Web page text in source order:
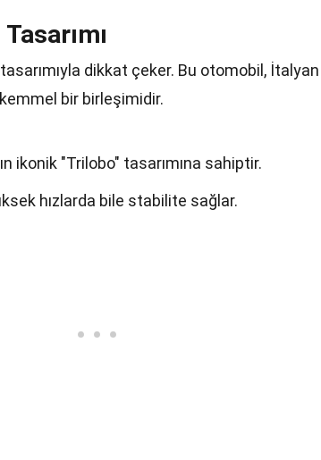
dikkat çeker. Bu otomobil, İtalyan
bir birleşimidir.
ikonik "Trilobo" tasarımına sahiptir.
hızlarda bile stabilite sağlar.